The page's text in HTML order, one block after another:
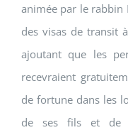
animée par le
des visas de transit
ajoutant que les
recevraient
de fortune dans les
de ses fils et de